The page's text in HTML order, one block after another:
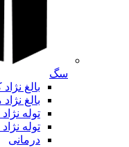
سگ
بالغ
بالغ
توله
توله
درمانی